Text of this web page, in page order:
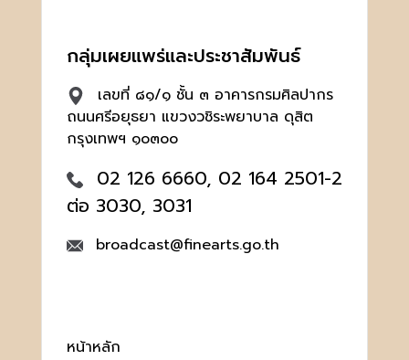
กลุ่มเผยแพร่และประชาสัมพันธ์
เลขที่ ๘๑/๑ ชั้น ๓ อาคารกรมศิลปากร
ถนนศรีอยุธยา แขวงวชิระพยาบาล ดุสิต
กรุงเทพฯ ๑๐๓๐๐
02 126 6660, 02 164 2501-2
ต่อ 3030, 3031
broadcast@finearts.go.th
หน้าหลัก